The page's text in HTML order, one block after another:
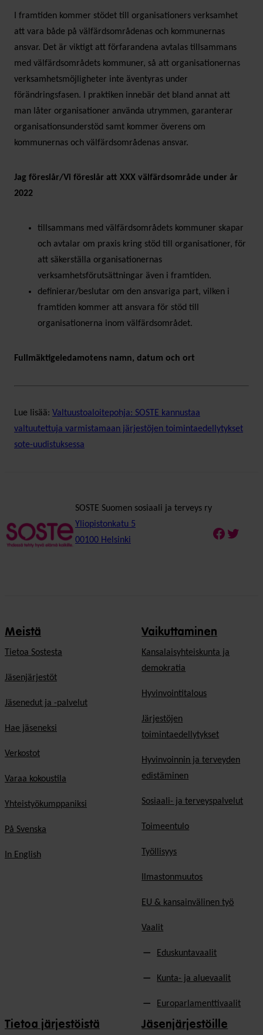
I framtiden kommer stödet till organisationers verksamhet
att vara både på välfärdsområdenas och kommunernas
ansvar. Det är viktigt att förfarandena avtalas tillsammans
med välfärdsområdets kommuner, så att organisationernas
verksamhetsmöjligheter inte äventyras under
förändringsfasen. I praktiken innebär det bland annat att
man låter organisationer använda utrymmen, garanterar
organisationsunderstöd samt kommer överens om
kommunernas och välfärdsområdenas ansvar.
Jag föreslår/Vi föreslår att XXX välfärdsområde under år
2022
tillsammans med välfärdsområdets kommuner skapar
och avtalar om praxis kring stöd till organisationer, för
att säkerställa organisationernas
verksamhetsförutsättningar även i framtiden.
definierar/beslutar om den ansvariga part, vilken i
framtiden kommer att ansvara för stöd till
organisationerna inom välfärdsområdet.
Fullmäktigeledamotens namn, datum och ort
Lue lisää: Valtuustoaloitepohja: SOSTE kannustaa
valtuutettuja varmistamaan järjestöjen toimintaedellytykset
sote-uudistuksessa
SOSTE Suomen sosiaali ja terveys ry
Yliopistonkatu 5
00100 Helsinki
Meistä
Tietoa Sostesta
Jäsenjärjestöt
Jäsenedut ja -palvelut
Hae jäseneksi
Verkostot
Varaa kokoustila
Yhteistyökumppaniksi
På Svenska
In English
Vaikuttaminen
Kansalaisyhteiskunta ja
demokratia
Hyvinvointitalous
Järjestöjen
toimintaedellytykset
Hyvinvoinnin ja terveyden
edistäminen
Sosiaali- ja terveyspalvelut
Toimeentulo
Työllisyys
Ilmastonmuutos
EU & kansainvälinen työ
Vaalit
Eduskuntavaalit
Kunta- ja aluevaalit
Europarlamenttivaalit
Tietoa järjestöistä Jäsenjärjestöille